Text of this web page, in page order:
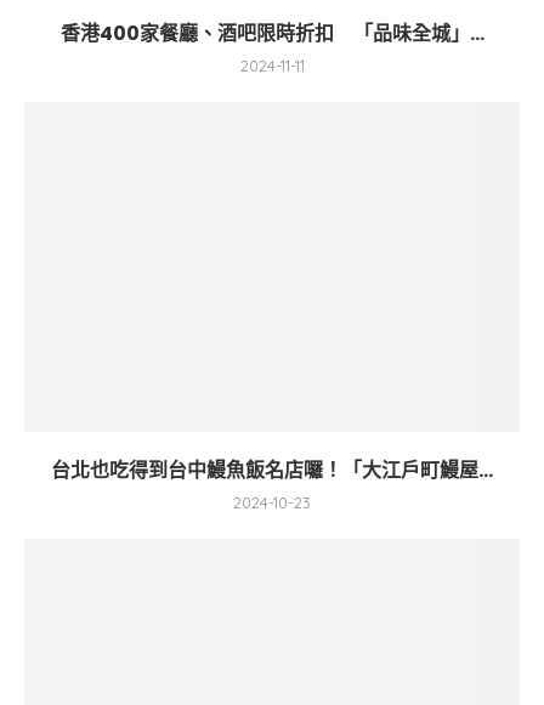
香港400家餐廳、酒吧限時折扣 「品味全城」...
2024-11-11
台北也吃得到台中鰻魚飯名店囉！「大江戶町鰻屋...
2024-10-23